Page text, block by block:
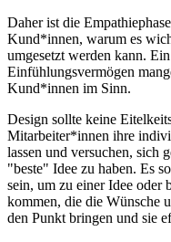
Daher ist die
Kund*innen, warum es
umgesetzt werden kann.
Einfühlungsvermögen
Kund*innen im Sinn.
Design sollte keine
Mitarbeiter*innen ihre
lassen und versuchen, sich
"beste" Idee zu haben. Es
sein, um zu einer Idee oder
kommen, die die Wünsche
den Punkt bringen und sie